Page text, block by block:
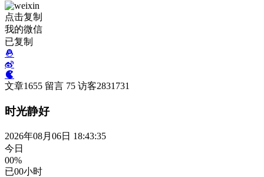
点击复制
我的微信
已复制
文章1655 留言 75 访客2831731
时光静好
2026年08月06日 18:43:35
今日
00%
已00小时